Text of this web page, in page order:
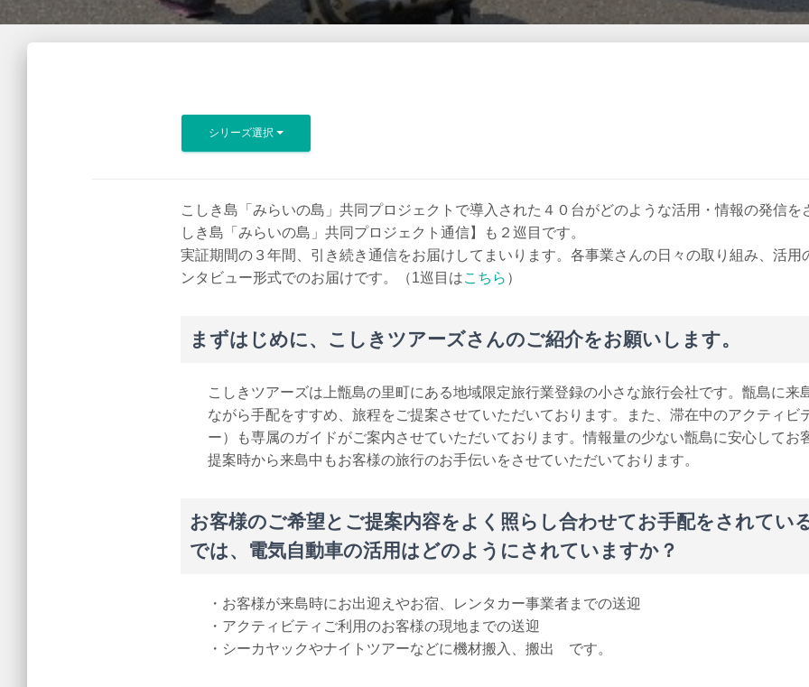
シリーズ選択
こしき島「みらいの島」共同プロジェクトで導入された４０台がどのような活用・情報の発信を
しき島「みらいの島」共同プロジェクト通信】も２巡目です。
実証期間の３年間、引き続き通信をお届けしてまいります。各事業さんの日々の取り組み、活用
ンタビュー形式でのお届けです。（1巡目はこちら ）
まずはじめに、こしきツアーズさんのご紹介をお願いします。
こしきツアーズは上甑島の里町にある地域限定旅行業登録の小さな旅行会社です。甑島に来
ながら手配をすすめ、旅程をご提案させていただいております。また、滞在中のアクティビ
ー）も専属のガイドがご案内させていただいております。情報量の少ない甑島に安心してお
提案時から来島中もお客様の旅行のお手伝いをさせていただいております。
お客様のご希望とご提案内容をよく照らし合わせてお手配をされてい
では、電気自動車の活用はどのようにされていますか？
・お客様が来島時にお出迎えやお宿、レンタカー事業者までの送迎
・アクティビティご利用のお客様の現地までの送迎
・シーカヤックやナイトツアーなどに機材搬入、搬出 です。